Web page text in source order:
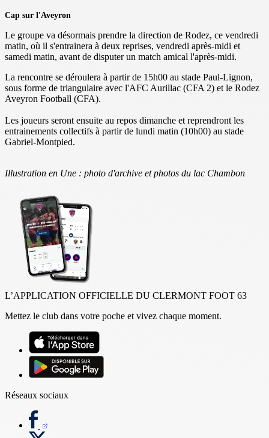
Cap sur l'Aveyron
Le groupe va désormais prendre la direction de Rodez, ce vendredi
matin, où il s'entrainera à deux reprises, vendredi après-midi et
samedi matin, avant de disputer un match amical l'après-midi.
La rencontre se déroulera à partir de 15h00 au stade Paul-Lignon,
sous forme de triangulaire avec l'AFC Aurillac (CFA 2) et le Rodez
Aveyron Football (CFA).
Les joueurs seront ensuite au repos dimanche et reprendront les
entrainements collectifs à partir de lundi matin (10h00) au stade
Gabriel-Montpied.
Illustration en Une : photo d'archive et photos du lac Chambon
L’APPLICATION OFFICIELLE DU CLERMONT FOOT 63
Mettez le club dans votre poche et vivez chaque moment.
Réseaux sociaux